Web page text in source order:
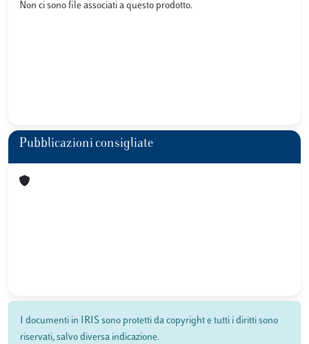
Non ci sono file associati a questo prodotto.
Pubblicazioni consigliate
I documenti in IRIS sono protetti da copyright e tutti i diritti sono
riservati, salvo diversa indicazione.